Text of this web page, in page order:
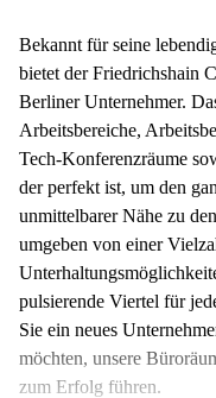
Bekannt für seine
bietet der Friedrichshain
Berliner Unternehmer.
Arbeitsbereiche,
Tech-Konferenzräume
der perfekt ist, um den
unmittelbarer Nähe zu
umgeben von einer
pulsierende Viertel für
Sie ein neues
möchten, unsere
zum Erfolg führen.